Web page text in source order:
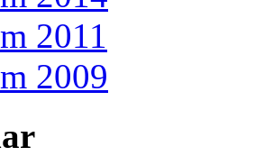
2011
2009